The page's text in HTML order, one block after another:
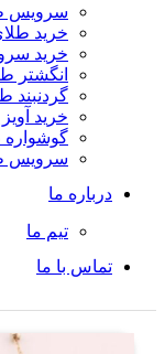
سرویس
خرید
خرید
انگشتر
گردنبند
خرید
گوشواره
سرویس
درباره ما
تیم ما
تماس با ما